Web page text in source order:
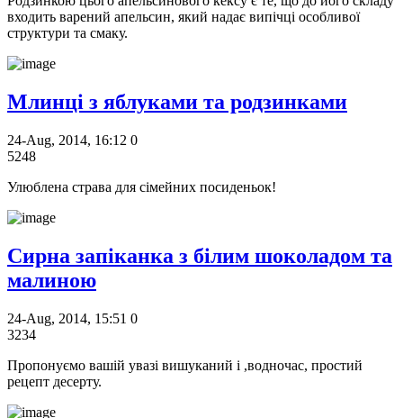
входить варений апельсин, який надає випічці особливої
структури та смаку.
Млинці з яблуками та родзинками
24-Aug, 2014, 16:12 0
5248
Улюблена страва для сімейних посиденьок!
Сирна запіканка з білим шоколадом та
малиною
24-Aug, 2014, 15:51 0
3234
Пропонуємо вашій увазі вишуканий і ,водночас, простий
рецепт десерту.